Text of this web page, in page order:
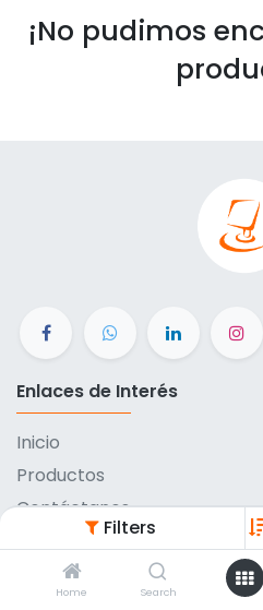
Filters
Home Search
¡No pudimos
Enlaces de Interés
Inicio
Productos
Contáctanos
Métodos de pago
Eventos